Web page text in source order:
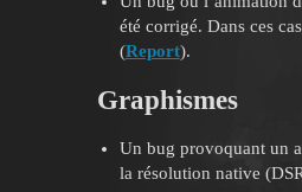
été corrigé. Dans ces
(Report).
Graphismes
Un bug provoquant un
la résolution native